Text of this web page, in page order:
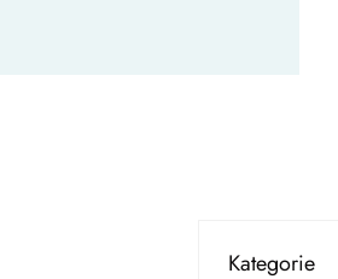
Kategorie